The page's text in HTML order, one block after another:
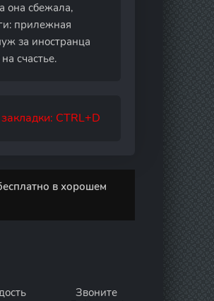
она сбежала,
прилежная
за иностранца
счастье.
CTRL+D
в хорошем
Звоните